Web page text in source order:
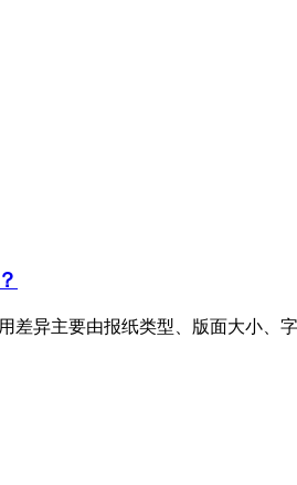
差异主要由报纸类型、版面大小